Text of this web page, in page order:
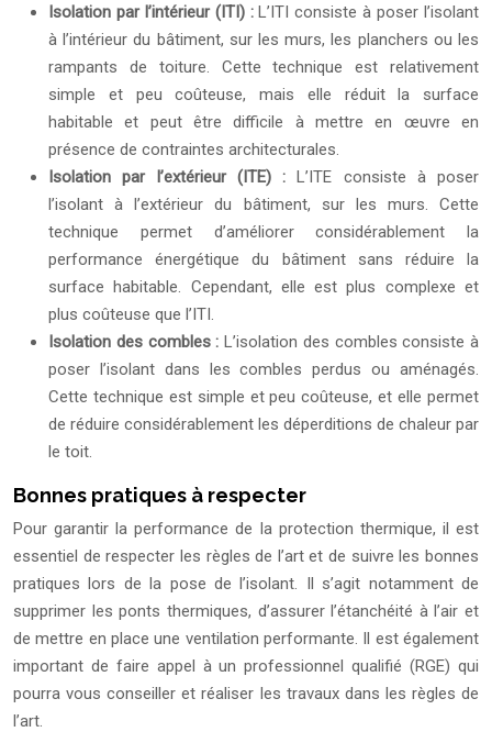
Isolation par l’intérieur (ITI) :L’ITI consiste à poser l’isolant
à l’intérieur du bâtiment, sur les murs, les planchers ou les
rampants de toiture. Cette technique est relativement
simple et peu coûteuse, mais elle réduit la surface
habitable et peut être difficile à mettre en œuvre en
présence de contraintes architecturales.
Isolation par l’extérieur (ITE) :L’ITE consiste à poser
l’isolant à l’extérieur du bâtiment, sur les murs. Cette
technique permet d’améliorer considérablement la
performance énergétique du bâtiment sans réduire la
surface habitable. Cependant, elle est plus complexe et
plus coûteuse que l’ITI.
Isolation des combles : L’isolation des combles consiste à
poser l’isolant dans les combles perdus ou aménagés.
Cette technique est simple et peu coûteuse, et elle permet
de réduire considérablement les déperditions de chaleur par
le toit.
Bonnes pratiques à respecter
Pour garantir la performance de la protection thermique, il est
essentiel de respecter les règles de l’art et de suivre les bonnes
pratiques lors de la pose de l’isolant. Il s’agit notamment de
supprimer les ponts thermiques, d’assurer l’étanchéité à l’air et
de mettre en place une ventilation performante. Il est également
important de faire appel à un professionnel qualifié (RGE) qui
pourra vous conseiller et réaliser les travaux dans les règles de
l’art.